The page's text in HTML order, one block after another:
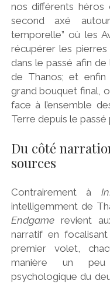
nos différents héros
second axé
temporelle” où les
récupérer les pierres
dans le passé afin de
de Thanos; et
grand bouquet final,
face à l’ensemble
Terre depuis le passé
Du côté
sources
Contrairement à
intelligemment de
Endgamerevient
narratif en
premier volet,
manière un
psychologique du